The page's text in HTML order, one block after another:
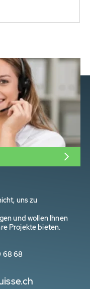
uns zu
und wollen Ihnen
Projekte bieten.
68 68